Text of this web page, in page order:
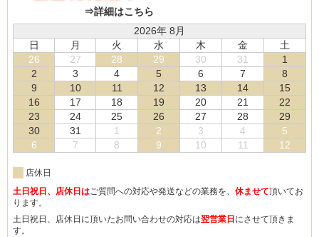
⇒詳細はこちら
2026年 8月
日
月 火 水 木 金
土
26
27 28 29 30 31
1
2
3 4 5 6 7
8
9
10 11 12 13 14
15
16
17 18 19 20 21
22
23
24 25 26 27 28
29
30
31 1 2 3 4
5
6
7 8 9 10 11 12
店休日
土日祝日、店休日はご質問への対応や発送などの業務を、 休ませて頂いてお
ります。
土日祝日、店休日に頂いたお問い合わせの対応は翌営業日 にさせて頂きま
す。